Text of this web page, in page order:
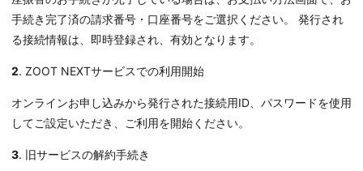
手続き完了済の請求番号・口座番号をご選択ください。 発行され
る接続情報は、即時登録され、有効となります。
2. ZOOT NEXTサービスでの利用開始
オンラインお申し込みから発行された接続用ID、パスワードを使用
してご設定いただき、ご利用を開始ください。
3. 旧サービスの解約手続き